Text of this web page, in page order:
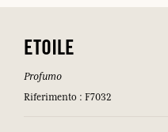
ETOILE
Profumo
Riferimento : F7032